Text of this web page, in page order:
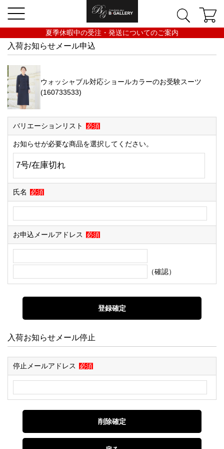
夏季休暇中の受注・発送についてのご案内
入荷お知らせメール申込
ウォッシャブル対応ショールカラーのお受験スーツ
(160733533)
バリエーションリスト 必須
お知らせが必要な商品を選択してください。
氏名 必須
お申込メールアドレス 必須
（確認）
入荷お知らせメール停止
停止メールアドレス 必須